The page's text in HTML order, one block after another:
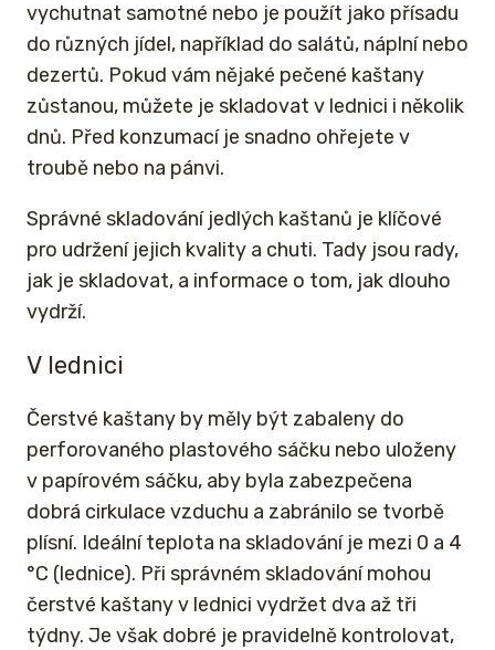
vychutnat samotné nebo je použít jako přísadu
do různých jídel, například do salátů, náplní nebo
dezertů. Pokud vám nějaké pečené kaštany
zůstanou, můžete je skladovat v lednici i několik
dnů. Před konzumací je snadno ohřejete v
troubě nebo na pánvi.
Správné skladování jedlých kaštanů je klíčové
pro udržení jejich kvality a chuti. Tady jsou rady,
jak je skladovat, a informace o tom, jak dlouho
vydrží.
V lednici
Čerstvé kaštany by měly být zabaleny do
perforovaného plastového sáčku nebo uloženy
v papírovém sáčku, aby byla zabezpečena
dobrá cirkulace vzduchu a zabránilo se tvorbě
plísní. Ideální teplota na skladování je mezi 0 a 4
°C (lednice). Při správném skladování mohou
čerstvé kaštany v lednici vydržet dva až tři
týdny. Je však dobré je pravidelně kontrolovat,